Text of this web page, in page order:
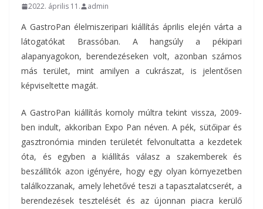
2022. április 11. admin
A GastroPan élelmiszeripari kiállítás április elején várta a
látogatókat Brassóban. A hangsúly a pékipari
alapanyagokon, berendezéseken volt, azonban számos
más terület, mint amilyen a cukrászat, is jelentősen
képviseltette magát.
A GastroPan kiállítás komoly múltra tekint vissza, 2009-
ben indult, akkoriban Expo Pan néven. A pék, sütőipar és
gasztronómia minden területét felvonultatta a kezdetek
óta, és egyben a kiállítás válasz a szakemberek és
beszállítók azon igényére, hogy egy olyan környezetben
találkozzanak, amely lehetővé teszi a tapasztalatcserét, a
berendezések tesztelését és az újonnan piacra kerülő